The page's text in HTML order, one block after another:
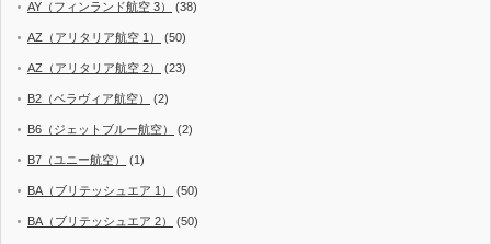
AY（フィンランド航空 3） (38)
AZ（アリタリア航空 1） (50)
AZ（アリタリア航空 2） (23)
B2（ベラヴィア航空） (2)
B6（ジェットブルー航空） (2)
B7（ユニー航空） (1)
BA（ブリテッシュエア 1） (50)
BA（ブリテッシュエア 2） (50)